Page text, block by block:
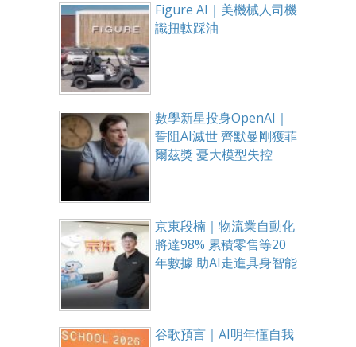
Figure AI｜美機械人司機
識扭軚踩油
數學新星投身OpenAI｜
誓阻AI滅世 齊默曼剛獲菲
爾茲獎 憂大模型失控
京東段楠｜物流業自動化
將達98% 累積零售等20
年數據 助AI走進具身智能
谷歌預言｜AI明年懂自我